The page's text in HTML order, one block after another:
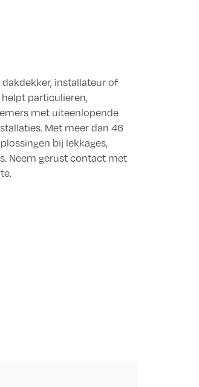
installateur of
helpt particulieren,
met uiteenlopende
Met meer dan 46
bij lekkages,
Neem gerust contact met